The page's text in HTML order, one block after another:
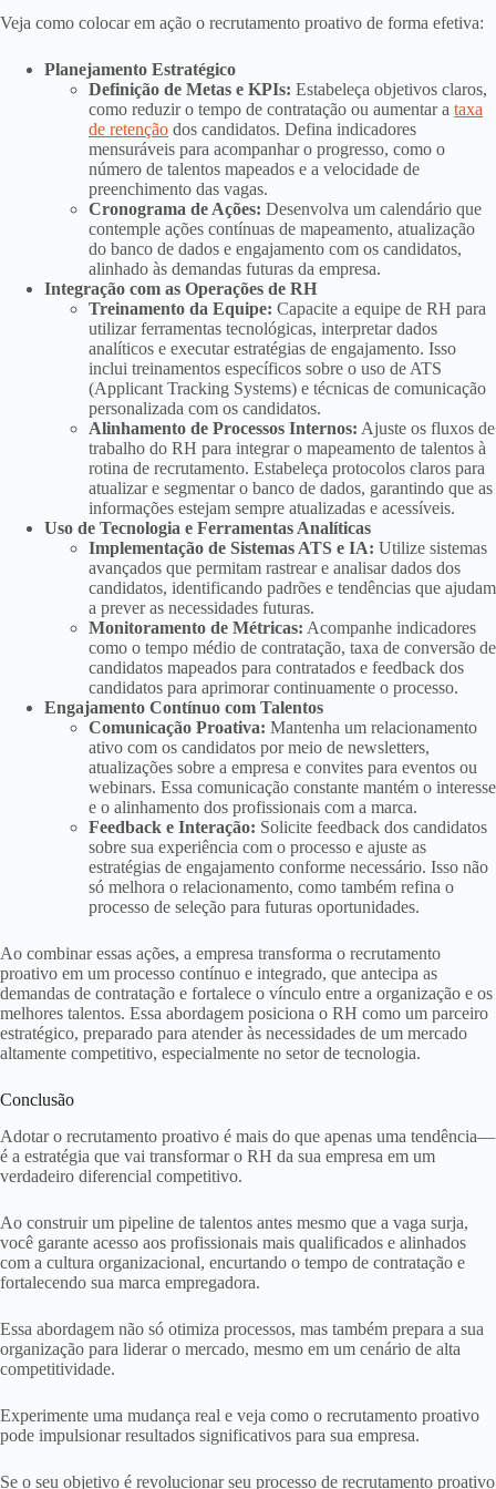
Veja como colocar em ação o recrutamento proativo de forma efetiva:
Planejamento Estratégico
Definição de Metas e KPIs: Estabeleça objetivos claros,
como reduzir o tempo de contratação ou aumentar a taxa
de retenção dos candidatos. Defina indicadores
mensuráveis para acompanhar o progresso, como o
número de talentos mapeados e a velocidade de
preenchimento das vagas.
Cronograma de Ações: Desenvolva um calendário que
contemple ações contínuas de mapeamento, atualização
do banco de dados e engajamento com os candidatos,
alinhado às demandas futuras da empresa.
Integração com as Operações de RH
Treinamento da Equipe: Capacite a equipe de RH para
utilizar ferramentas tecnológicas, interpretar dados
analíticos e executar estratégias de engajamento. Isso
inclui treinamentos específicos sobre o uso de ATS
(Applicant Tracking Systems) e técnicas de comunicação
personalizada com os candidatos.
Alinhamento de Processos Internos: Ajuste os fluxos de
trabalho do RH para integrar o mapeamento de talentos à
rotina de recrutamento. Estabeleça protocolos claros para
atualizar e segmentar o banco de dados, garantindo que as
informações estejam sempre atualizadas e acessíveis.
Uso de Tecnologia e Ferramentas Analíticas
Implementação de Sistemas ATS e IA: Utilize sistemas
avançados que permitam rastrear e analisar dados dos
candidatos, identificando padrões e tendências que ajudam
a prever as necessidades futuras.
Monitoramento de Métricas: Acompanhe indicadores
como o tempo médio de contratação, taxa de conversão de
candidatos mapeados para contratados e feedback dos
candidatos para aprimorar continuamente o processo.
Engajamento Contínuo com Talentos
Comunicação Proativa: Mantenha um relacionamento
ativo com os candidatos por meio de newsletters,
atualizações sobre a empresa e convites para eventos ou
webinars. Essa comunicação constante mantém o interesse
e o alinhamento dos profissionais com a marca.
Feedback e Interação: Solicite feedback dos candidatos
sobre sua experiência com o processo e ajuste as
estratégias de engajamento conforme necessário. Isso não
só melhora o relacionamento, como também refina o
processo de seleção para futuras oportunidades.
Ao combinar essas ações, a empresa transforma o recrutamento
proativo em um processo contínuo e integrado, que antecipa as
demandas de contratação e fortalece o vínculo entre a organização e os
melhores talentos. Essa abordagem posiciona o RH como um parceiro
estratégico, preparado para atender às necessidades de um mercado
altamente competitivo, especialmente no setor de tecnologia.
Conclusão
Adotar o recrutamento proativo é mais do que apenas uma tendência—
é a estratégia que vai transformar o RH da sua empresa em um
verdadeiro diferencial competitivo.
Ao construir um pipeline de talentos antes mesmo que a vaga surja,
você garante acesso aos profissionais mais qualificados e alinhados
com a cultura organizacional, encurtando o tempo de contratação e
fortalecendo sua marca empregadora.
Essa abordagem não só otimiza processos, mas também prepara a sua
organização para liderar o mercado, mesmo em um cenário de alta
competitividade.
Experimente uma mudança real e veja como o recrutamento proativo
pode impulsionar resultados significativos para sua empresa.
Se o seu objetivo é revolucionar seu processo de recrutamento proativo